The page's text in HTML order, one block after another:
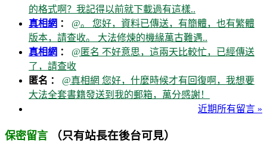
的格式啊？我記得以前就下載過有這樣..
真相網 ： @。 您好，資料已傳送，有簡體，也有繁體
版本，請查收。 大法修煉的機緣萬古難遇..
真相網 ： @匿名 不好意思，這兩天比較忙，已經傳送
了，請查收
匿名 ： @真相網 您好，什麼時候才有回復啊，我想要
大法全套書籍發送到我的郵箱，萬分感謝！
近期所有留言 »
保密留言 （只有站長在後台可見）